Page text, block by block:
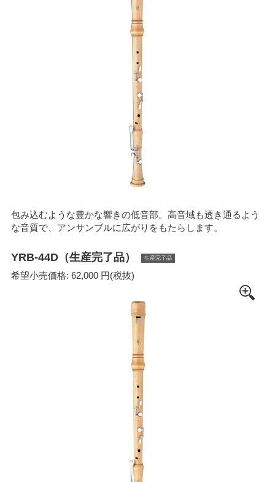
包み込むような豊かな響きの低音部。高音域も透き通るよう
な音質で、アンサンブルに広がりをもたらします。
YRB-44D（生産完了品） 生産完了品
希望小売価格: 62,000 円(税抜)